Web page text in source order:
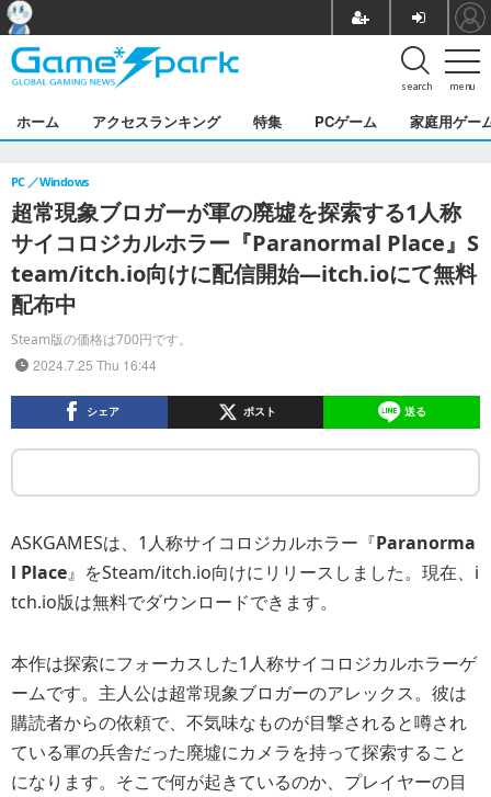
menu
search
ホーム アクセスランキング 特集 PCゲーム 家庭用ゲー
超常現象ブロガーが軍の廃墟を探索する1人称
サイコロジカルホラー『Paranormal Place』S
team/itch.io向けに配信開始―itch.ioにて無料
配布中
Steam版の価格は700円です。
PC Windows
2024.7.25 Thu 16:44
シェア ポスト 送る
ASKGAMESは、1人称サイコロジカルホラー『Paranorma
l Place』をSteam/itch.io向けにリリースしました。現在、i
tch.io版は無料でダウンロードできます。
本作は探索にフォーカスした1人称サイコロジカルホラーゲ
ームです。主人公は超常現象ブロガーのアレックス。彼は
購読者からの依頼で、不気味なものが目撃されると噂され
ている軍の兵舎だった廃墟にカメラを持って探索すること
になります。そこで何が起きているのか、プレイヤーの目